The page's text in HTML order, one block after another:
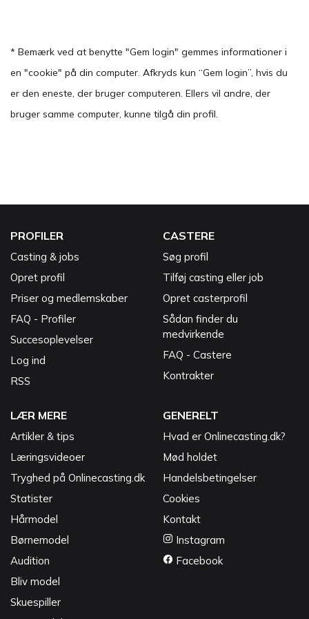
* Bemærk ved at benytte "Gem login" gemmes informationer i
en "cookie" på din computer. Afkryds kun “Gem login”, hvis du
er den eneste, der bruger computeren. Ellers vil andre, der
bruger samme computer, kunne tilgå din profil.
PROFILER
Casting & jobs
Opret profil
Priser og medlemskaber
FAQ - Profiler
Succesoplevelser
Log ind
RSS
CASTERE
Søg profil
Tilføj casting eller job
Opret casterprofil
Sådan finder du
medvirkende
FAQ - Castere
Kontrakter
LÆR MERE
Artikler & tips
Læringsvideoer
Tryghed på Onlinecasting.dk
Statister
Hårmodel
Børnemodel
Audition
Bliv model
Skuespiller
GENERELT
Hvad er Onlinecasting.dk?
Mød holdet
Handelsbetingelser
Cookies
Kontakt
Instagram
Facebook